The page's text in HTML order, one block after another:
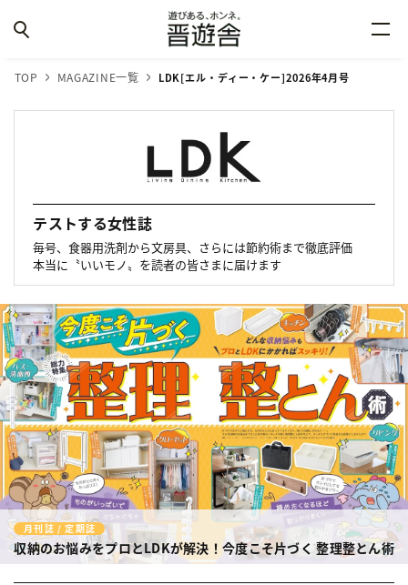
TOP MAGAZINE一覧 LDK[エル・ディー・ケー]2026年4月号
テストする女性誌
毎号、食器用洗剤から文房具、さらには節約術まで徹底評価
本当に〝いいモノ〟を読者の皆さまに届けます
月刊誌 / 定期誌
収納のお悩みをプロとLDKが解決！今度こそ片づく 整理整とん術